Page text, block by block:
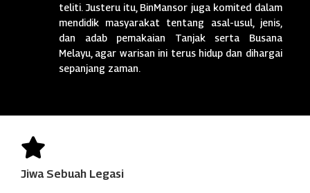
teliti. Justeru itu, BinMansor juga komited dalam
mendidik masyarakat tentang asal-usul, jenis,
dan adab pemakaian Tanjak serta Busana
Melayu, agar warisan ini terus hidup dan dihargai
sepanjang zaman.

Jiwa Sebuah Legasi